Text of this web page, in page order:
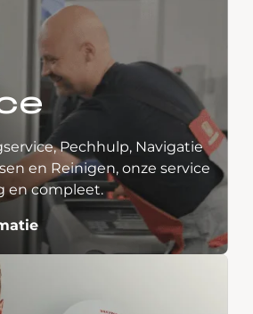
Pechhulp, Navigatie
en Reinigen, onze service
en compleet.